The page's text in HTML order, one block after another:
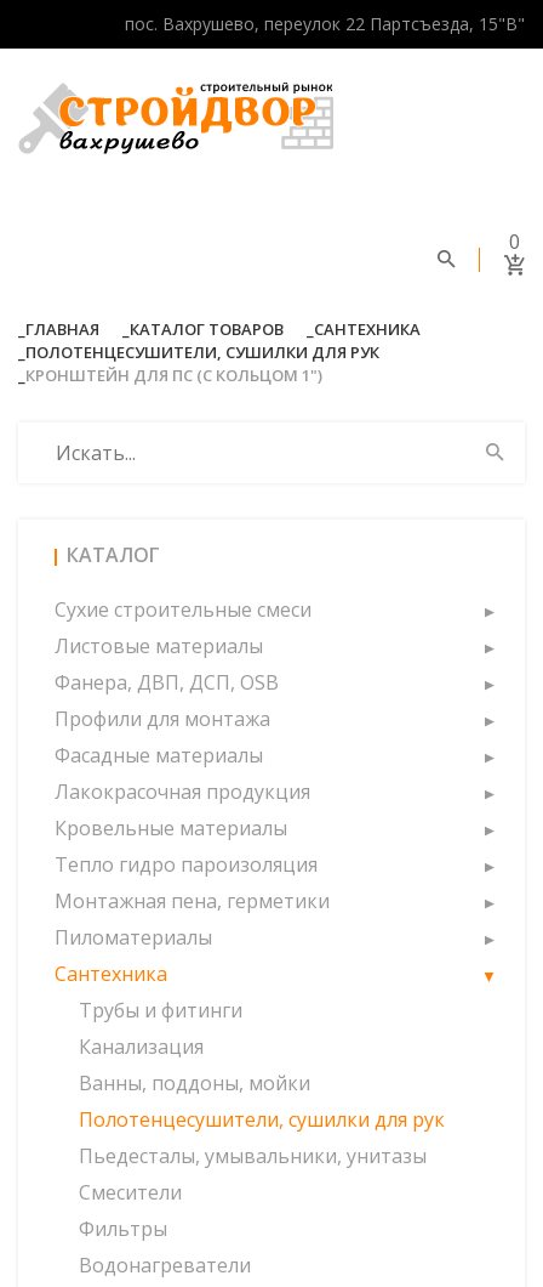
пос. Вахрушево, переулок 22 Партсъезда, 15"В"
0
ГЛАВНАЯ КАТАЛОГ ТОВАРОВ
САНТЕХНИКА
ПОЛОТЕНЦЕСУШИТЕЛИ, СУШИЛКИ ДЛЯ РУК
КРОНШТЕЙН ДЛЯ ПС (С КОЛЬЦОМ 1")
КАТАЛОГ
Сухие строительные смеси
Листовые материалы
Фанера, ДВП, ДСП, OSB
Профили для монтажа
Фасадные материалы
Лакокрасочная продукция
Кровельные материалы
Тепло гидро пароизоляция
Монтажная пена, герметики
Пиломатериалы
Сантехника
Трубы и фитинги
Канализация
Ванны, поддоны, мойки
Полотенцесушители, сушилки для рук
Пьедесталы, умывальники, унитазы
Смесители
Фильтры
Водонагреватели